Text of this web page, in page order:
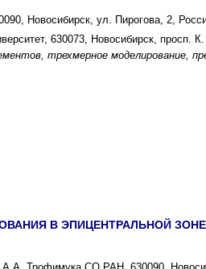
Новосибирск, ул. Пирогова, 2,
630073, Новосибирск, просп.
трехмерное моделирование,
В ЭПИЦЕНТРАЛЬНОЙ